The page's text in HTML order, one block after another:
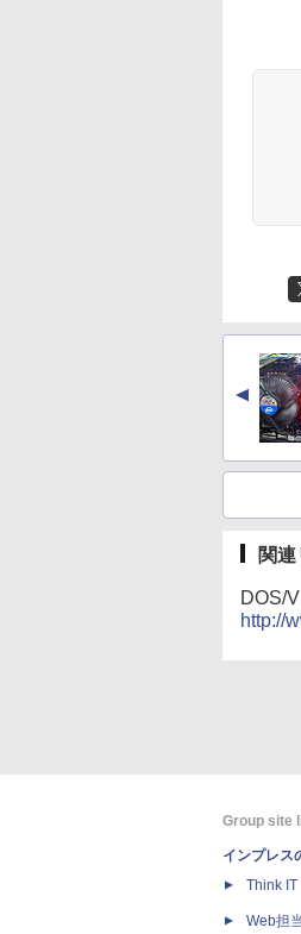
▲
関連
DOS/
http://
Group site
インプレス
Think IT
Web担